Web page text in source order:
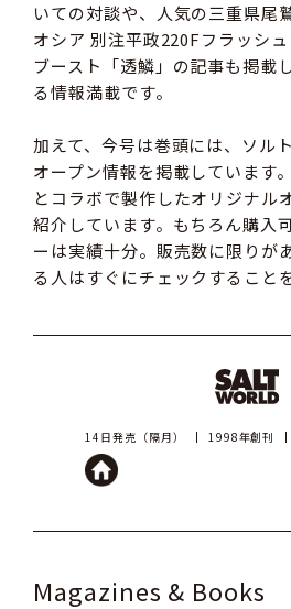
いての対談や、人気の三重県尾
オシア 別注平政220Fフラッシ
ブースト「透鱗」の記事も掲載
る情報満載です。
加えて、今号は巻頭には、ソル
オープン情報を掲載しています
とコラボで製作したオリジナル
紹介しています。もちろん購入
ーは実績十分。販売数に限りが
る人はすぐにチェックすること
14日発売（隔月） 1998年創刊
Magazines & Books